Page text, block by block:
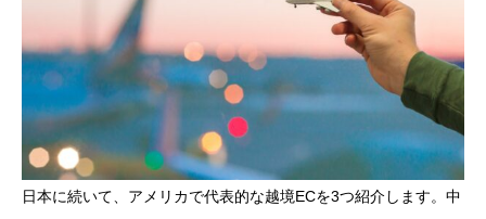
日本に続いて、アメリカで代表的な越境ECを3つ紹介します。中